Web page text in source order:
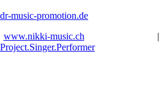
music-promotion.de
www.nikki-music.ch |